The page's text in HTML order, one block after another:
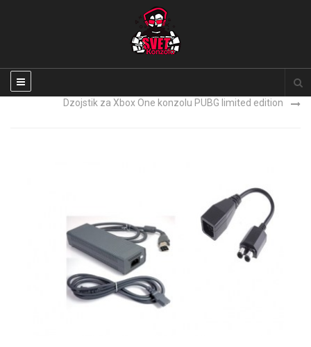
Xbox Series X NOVO
Dzojstik za Xbox One konzolu PUBG limited edition